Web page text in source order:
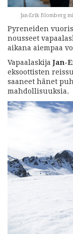
Jan-Erik Blomberg
Pyreneiden
nousseet
aikana aiempaa
VapaalaskijaJan-
eksoottisten
saaneet hänet
mahdollisuuksia.